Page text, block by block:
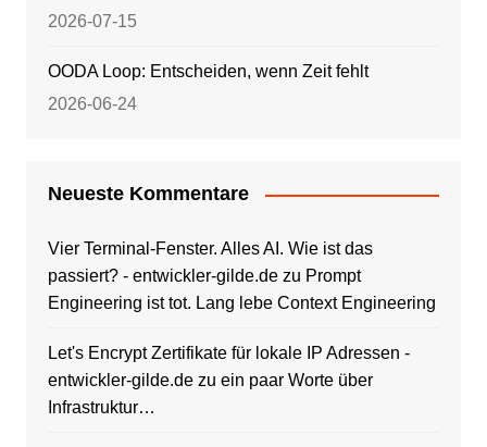
2026-07-15
OODA Loop: Entscheiden, wenn Zeit fehlt
2026-06-24
Neueste Kommentare
Vier Terminal-Fenster. Alles AI. Wie ist das
passiert? - entwickler-gilde.dezu Prompt
Engineering ist tot. Lang lebe Context Engineering
Let's Encrypt Zertifikate für lokale IP Adressen -
entwickler-gilde.dezu ein paar Worte über
Infrastruktur…